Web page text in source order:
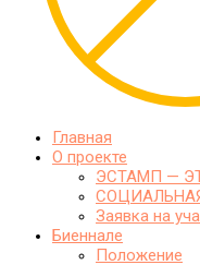
Главная
О проекте
ЭСТАМП —
Заявка на
Биеннале
Положение